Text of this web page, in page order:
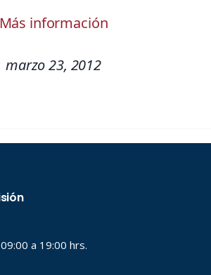
Más información
marzo 23, 2012